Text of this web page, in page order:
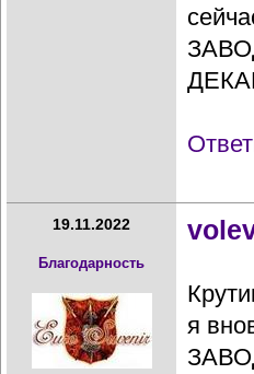
19.11.2022
Благодарность
я